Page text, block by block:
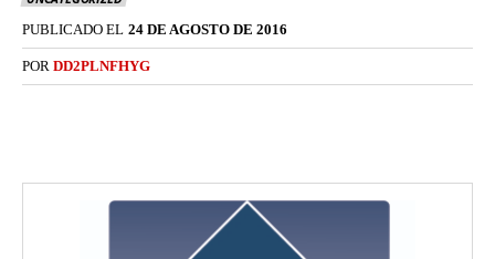
PUBLICADO EL 24 DE AGOSTO DE 2016
POR DD2PLNFHYG